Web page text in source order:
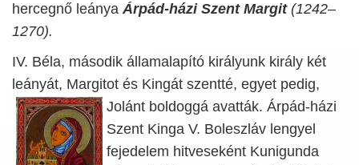
hercegnő leányaÁrpád-házi Szent Margit(1242–
1270).
IV. Béla, második államalapító királyunk király két
leányát, Margitot és Kingát szentté, egyet pedig,
Jolánt boldoggá avatták. Árpád-házi
Szent Kinga V. Boleszláv lengyel
fejedelem hitveseként Kunigunda